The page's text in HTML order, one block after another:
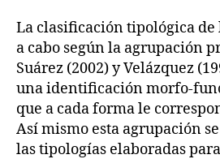
La clasificación tipológica de
a cabo según la agrupación
Suárez (2002) y Velázquez
una identificación morfo-
que a cada forma le
Así mismo esta agrupación
las tipologías elaboradas